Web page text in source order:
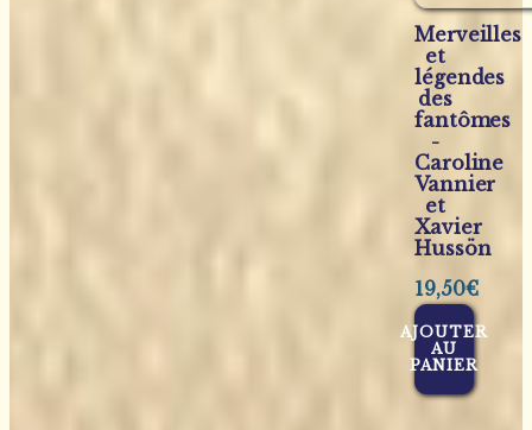
Merveilles
et
légendes
des
fantômes
-
Caroline
Vannier
et
Xavier
Hussön
19,50€
AJOUTER
AU
PANIER